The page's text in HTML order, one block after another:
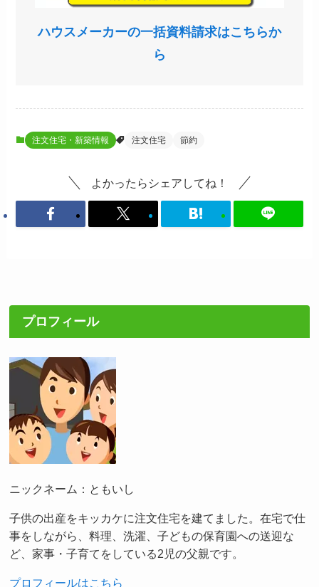
ハウスメーカーの一括資料請求はこちらか
ら
注文住宅・新築情報 注文住宅 節約
よかったらシェアしてね！
プロフィール
ニックネーム：ともいし
子供の出産をキッカケに注文住宅を建てました。在宅で仕
事をしながら、料理、洗濯、子どもの保育園への送迎な
ど、家事・子育てをしている2児の父親です。
プロフィールはこちら